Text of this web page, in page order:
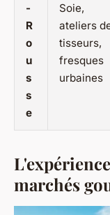
-
R
o
u
s
s
e
Soie,
ateliers
tisseurs,
fresques
urbaines
marchés